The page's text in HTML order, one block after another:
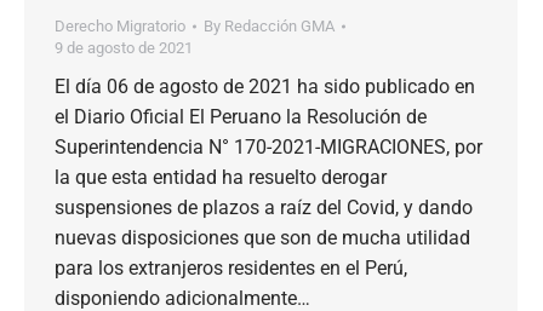
Derecho Migratorio By Redacción GMA
9 de agosto de 2021
El día 06 de agosto de 2021 ha sido publicado en
el Diario Oficial El Peruano la Resolución de
Superintendencia N° 170-2021-MIGRACIONES, por
la que esta entidad ha resuelto derogar
suspensiones de plazos a raíz del Covid, y dando
nuevas disposiciones que son de mucha utilidad
para los extranjeros residentes en el Perú,
disponiendo adicionalmente…